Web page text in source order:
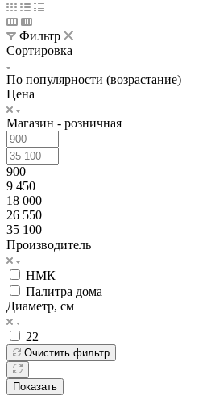
Фильтр
Сортировка
По популярности (возрастание)
Цена
Магазин - розничная
900
9 450
18 000
26 550
35 100
Производитель
НМК
Палитра дома
Диаметр, см
22
Очистить фильтр
Показать